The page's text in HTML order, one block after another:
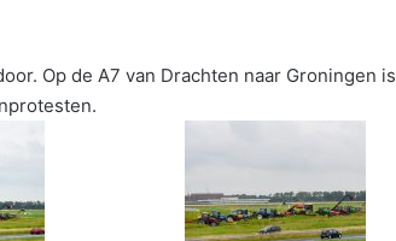
Op de A7 van Drachten naar Groningen is